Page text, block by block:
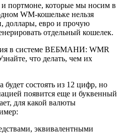
портмоне, которые мы носим в
WM-кошельке нельзя
доллары, евро и прочую
отдельный кошелек.
в системе ВЕБМАНИ: WMR
что делать, чем их
состоять из 12 цифр, но
появится еще и буквенный
для какой валюты
эквивалентными